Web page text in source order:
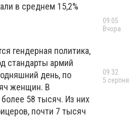
в среднем 15,2%
гендерная политика,
стандарты армий
день, по
женщин. В
58 тысяч. Из них
почти 7 тысяч
09:05
Вчора
09:32
5 серпня